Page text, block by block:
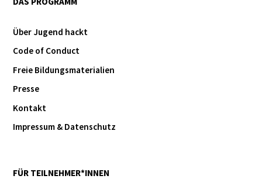
Über Jugend hackt
Code of Conduct
Freie Bildungsmaterialien
Presse
Kontakt
Impressum & Datenschutz
FÜR TEILNEHMER*INNEN